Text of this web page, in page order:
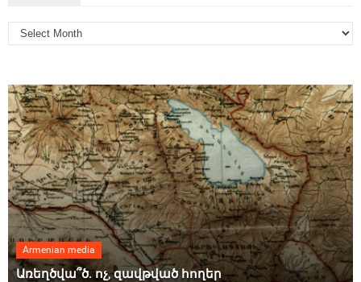
Armenian media
Առեղծվա՞ծ. ոչ, զավթված հողեր